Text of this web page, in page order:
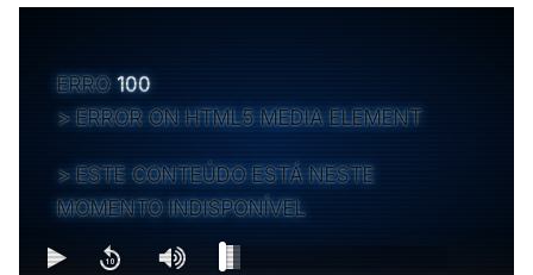
ERRO 100
ERROR ON HTML5 MEDIA ELEMENT
ESTE CONTEÚDO ESTÁ NESTE
MOMENTO INDISPONÍVEL